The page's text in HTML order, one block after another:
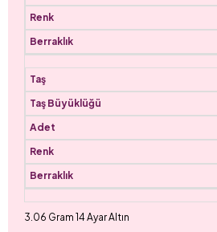
3.06 Gram 14 Ayar Altın